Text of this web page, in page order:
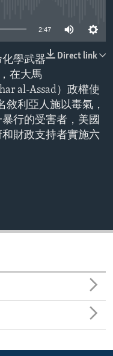
2:47
Direct link
學武器
在大馬
al-Assad）政權使
敘利亞人施以毒氣，
行的受害者，美國
財政支持者實施六